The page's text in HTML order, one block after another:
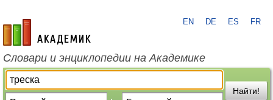
academic.ru
EN DE ES FR
Словари и энциклопедии на Академике
Найти!